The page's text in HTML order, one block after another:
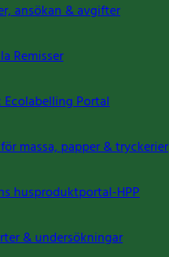
ansökan & avgifter
Remisser
Ecolabelling Portal
massa, papper & tryckerier
husproduktportal-HPP
& undersökningar